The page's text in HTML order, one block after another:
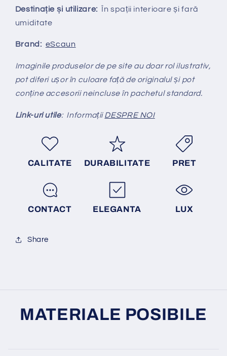
Destinație și utilizare: În spații interioare și fară
umiditate
Brand: eScaun
Imaginile produselor de pe site au doar rol ilustrativ,
pot diferi ușor în culoare față de originalul și pot
conține accesorii neincluse în pachetul standard.
Link-uri utile: InformațiiDESPRE NOI
CALITATE DURABILITATE PRET
CONTACT ELEGANTA LUX
Share
MATERIALE POSIBILE